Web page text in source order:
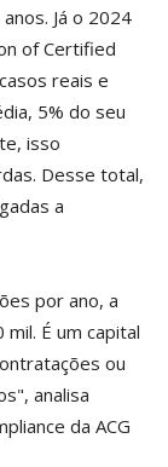
Já o 2024
of Certified
reais e
5% do seu
isso
Desse total,
a
por ano, a
É um capital
ou
analisa
da ACG